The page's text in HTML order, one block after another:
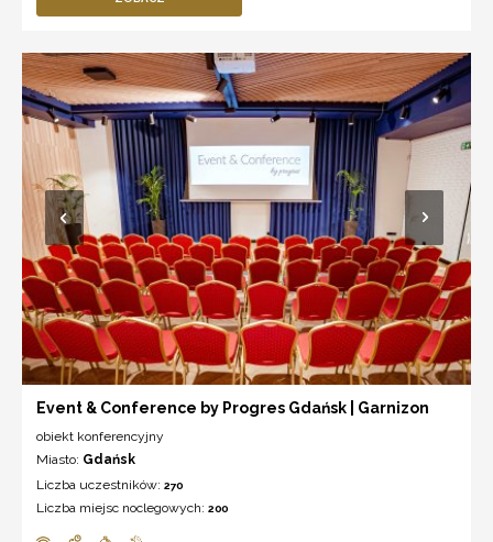
Event & Conference by Progres Gdańsk | Garnizon
obiekt konferencyjny
Miasto: Gdańsk
Liczba uczestników: 270
Liczba miejsc noclegowych: 200